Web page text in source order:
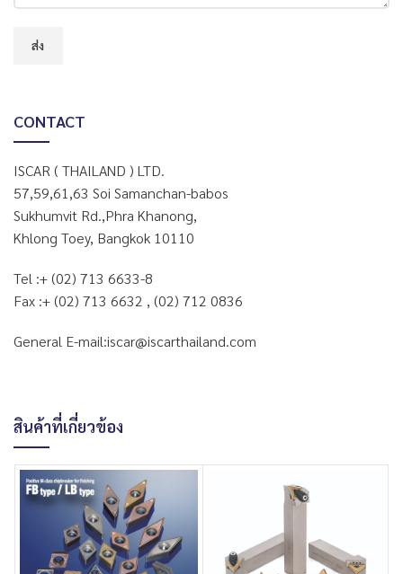
CONTACT
ISCAR ( THAILAND ) LTD.
57,59,61,63 Soi Samanchan-babos
Sukhumvit Rd.,Phra Khanong,
Khlong Toey, Bangkok 10110
Tel :+ (02) 713 6633-8
Fax :+ (02) 713 6632 , (02) 712 0836
General E-mail:iscar@iscarthailand.com
สินค้าที่เกี่ยวข้อง